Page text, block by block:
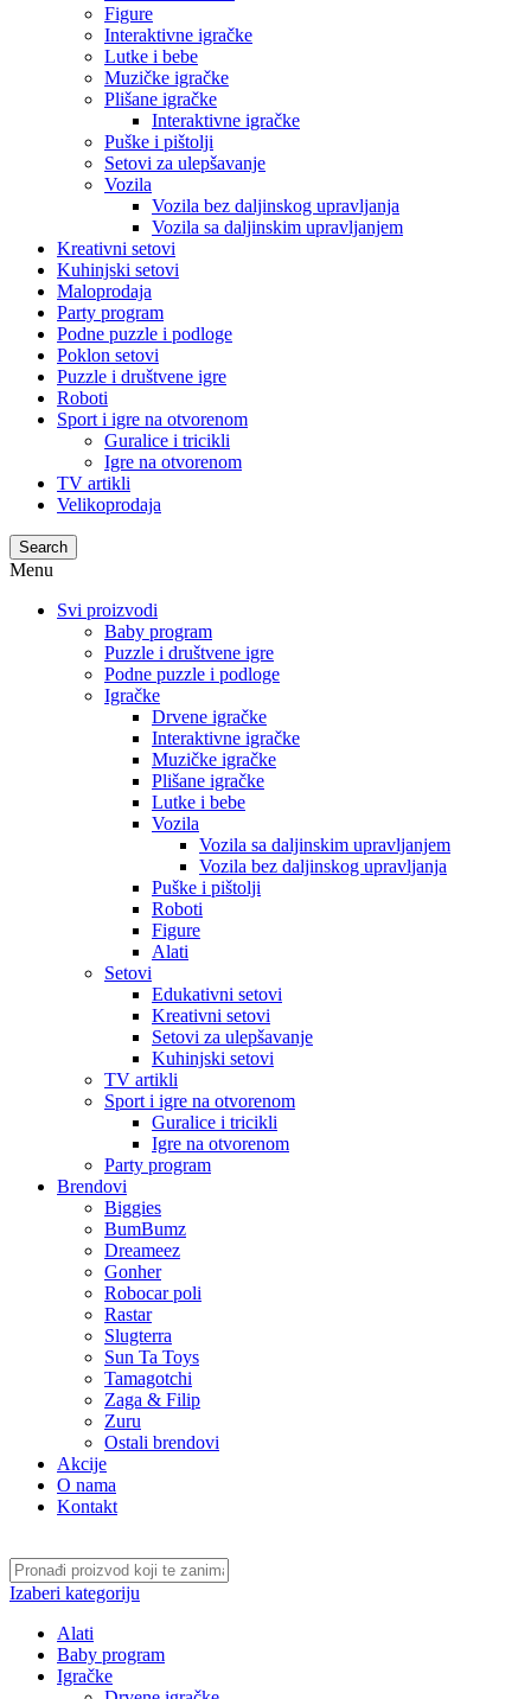
Figure
Interaktivne igračke
Lutke i bebe
Muzičke igračke
Plišane igračke
Interaktivne igračke
Puške i pištolji
Setovi za ulepšavanje
Vozila
Vozila bez daljinskog upravljanja
Vozila sa daljinskim upravljanjem
Kreativni setovi
Kuhinjski setovi
Maloprodaja
Party program
Podne puzzle i podloge
Poklon setovi
Puzzle i društvene igre
Roboti
Sport i igre na otvorenom
Guralice i tricikli
Igre na otvorenom
TV artikli
Velikoprodaja
Search
Menu
Svi proizvodi
Baby program
Puzzle i društvene igre
Podne puzzle i podloge
Igračke
Drvene igračke
Interaktivne igračke
Muzičke igračke
Plišane igračke
Lutke i bebe
Vozila
Vozila sa daljinskim upravljanjem
Vozila bez daljinskog upravljanja
Puške i pištolji
Roboti
Figure
Alati
Setovi
Edukativni setovi
Kreativni setovi
Setovi za ulepšavanje
Kuhinjski setovi
TV artikli
Sport i igre na otvorenom
Guralice i tricikli
Igre na otvorenom
Party program
Brendovi
Biggies
BumBumz
Dreameez
Gonher
Robocar poli
Rastar
Slugterra
Sun Ta Toys
Tamagotchi
Zaga & Filip
Zuru
Ostali brendovi
Akcije
O nama
Kontakt
Izaberi kategoriju
Alati
Baby program
Igračke